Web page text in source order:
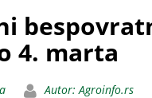
4. marta
Autor: Agroinfo.rs